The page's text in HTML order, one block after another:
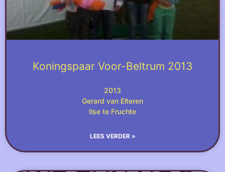
Koningspaar Voor-Beltrum 2013
2013
Gerard van Elteren
Ilse te Fruchte
LEES VERDER »